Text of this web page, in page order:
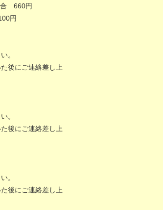
合 660円
円
。
後にご連絡差し上
。
後にご連絡差し上
。
後にご連絡差し上